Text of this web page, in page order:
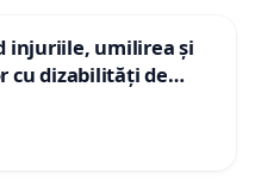
injuriile, umilirea și
cu dizabilități de